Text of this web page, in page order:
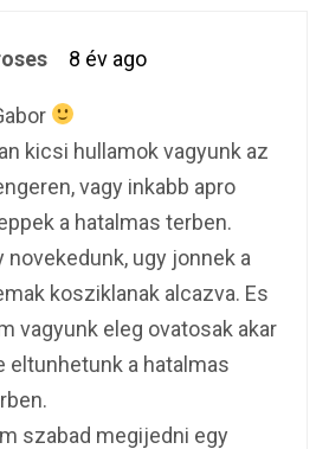
8 év ago
kicsi hullamok vagyunk az
vagy inkabb apro
a hatalmas terben.
novekedunk, ugy jonnek a
kosziklanak alcazva. Es
vagyunk eleg ovatosak akar
eltunhetunk a hatalmas
szabad megijedni egy